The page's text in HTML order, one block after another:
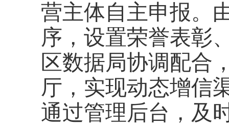
营主体自主申报。
序，设置荣誉表彰
区数据局协调配合
厅，实现动态增信
通过管理后台，及